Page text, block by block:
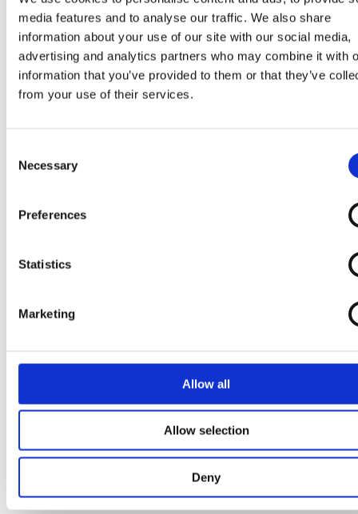
media features and to analyse our traffic. We also share
information about your use of our site with our social media,
advertising and analytics partners who may combine it with
information that you’ve provided to them or that they’ve
from your use of their services.
Selection
Necessary
Preferences
Statistics
Marketing
Allow all
Allow selection
Deny
Kann enthalten: andere Schalenfrüchte, Erdnüsse,
Gluten, Ei.
Es können harte Stückchen enthalten sein.
Kontakt